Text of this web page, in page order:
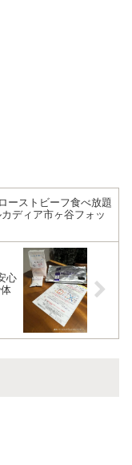
ーストビーフ食べ放題
ディア市ヶ谷フォッ
心